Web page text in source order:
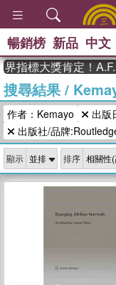
暢銷榜 新品 中文
指標大獎肯定！
搜尋結果/
作者：Kemayo
出版
出版社/品牌
顯示 排序